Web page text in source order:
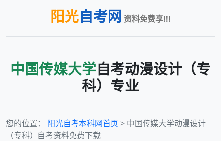
阳光自考网 资料免费享!!!
中国传媒大学自考动漫设计（专
科） 专业
您的位置： 阳光自考本科网首页 > 中国传媒大学动漫设计
（专科）自考资料免费下载